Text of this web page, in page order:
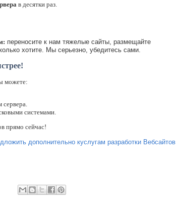
в десятки раз.
переносите к нам тяжелые сайты, размещайте
хотите. Мы серьезно, убедитесь сами.
можете:
сервера.
системами.
прямо сейчас!
дополнительно куслугам разработки Вебсайтов